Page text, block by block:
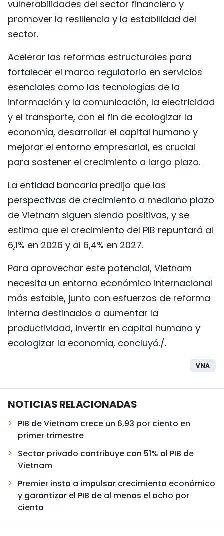
vulnerabilidades del sector financiero y
promover la resiliencia y la estabilidad del
sector.
Acelerar las reformas estructurales para
fortalecer el marco regulatorio en servicios
esenciales como las tecnologías de la
información y la comunicación, la electricidad
y el transporte, con el fin de ecologizar la
economía, desarrollar el capital humano y
mejorar el entorno empresarial, es crucial
para sostener el crecimiento a largo plazo.
La entidad bancaria predijo que las
perspectivas de crecimiento a mediano plazo
de Vietnam siguen siendo positivas, y se
estima que el crecimiento del PIB repuntará al
6,1% en 2026 y al 6,4% en 2027.
Para aprovechar este potencial, Vietnam
necesita un entorno económico internacional
más estable, junto con esfuerzos de reforma
interna destinados a aumentar la
productividad, invertir en capital humano y
ecologizar la economía, concluyó./.
VNA
NOTICIAS RELACIONADAS
PIB de Vietnam crece un 6,93 por ciento en
primer trimestre
Sector privado contribuye con 51% al PIB de
Vietnam
Premier insta a impulsar crecimiento económico
y garantizar el PIB de al menos el ocho por
ciento